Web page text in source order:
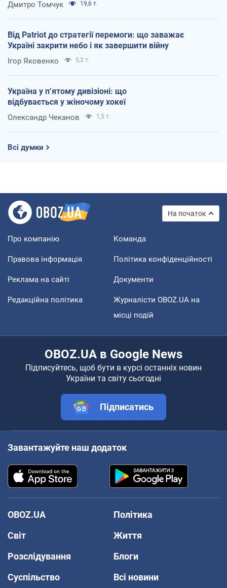
Дмитро Томчук 19,6 т.
Від Patriot до стратегії перемоги: що заважає
Україні закрити небо і як завершити війну
Ігор Яковенко 5,3 т.
Україна у п’ятому дивізіоні: що
відбувається у жіночому хокеї
Олександр Чеканов 1,5 т.
Всі думки
На початок
Про компанію Команда
Правова інформація Політика конфіденційності
Реклама на сайті Документи
Редакційна політика
Журналісти OBOZ.UA на
місці подій
OBOZ.UA в Google News
Підписуйтесь, щоб бути в курсі останніх новин
України та світу сьогодні
Підписатись
Завантажуйте наш додаток
OBOZ.UA
Політика
Світ
Життя
Розслідування
Блоги
Суспільство
Всі новини